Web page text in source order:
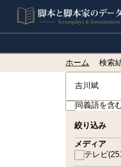
ホーム 検索
同義語を含
絞り込み
メディア
テレビ(